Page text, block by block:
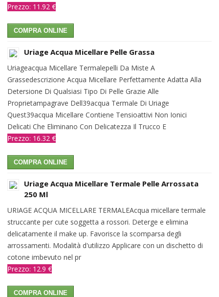
Prezzo: 11.92 €
COMPRA ONLINE
Uriage Acqua Micellare Pelle Grassa
Uriageacqua Micellare Termalepelli Da Miste A
Grassedescrizione Acqua Micellare Perfettamente Adatta Alla
Detersione Di Qualsiasi Tipo Di Pelle Grazie Alle
Proprietampagrave Dell39acqua Termale Di Uriage
Quest39acqua Micellare Contiene Tensioattivi Non Ionici
Delicati Che Eliminano Con Delicatezza Il Trucco E
Prezzo: 16.32 €
COMPRA ONLINE
Uriage Acqua Micellare Termale Pelle Arrossata
250 Ml
URIAGE ACQUA MICELLARE TERMALEAcqua micellare termale
struccante per cute soggetta a rossori. Deterge e elimina
delicatamente il make up. Favorisce la scomparsa degli
arrossamenti. Modalità d'utilizzo Applicare con un dischetto di
cotone imbevuto nel pr
Prezzo: 12.9 €
COMPRA ONLINE